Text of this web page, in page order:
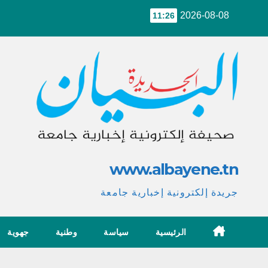
2026-08-08
11:26
www.albayene.tn
جريدة إلكترونية إخبارية جامعة
الرئيسية سياسة وطنية جهوية